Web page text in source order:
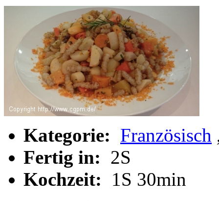
Kategorie: Französisch
Fertig in: 2S
Kochzeit:
1S 30min